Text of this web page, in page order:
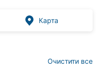
Карта
Очистити все